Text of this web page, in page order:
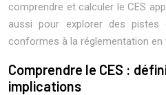
comprendre et calculer le CES
aussi pour explorer des pistes
conformes à la réglementation en
Comprendre le CES :
implications